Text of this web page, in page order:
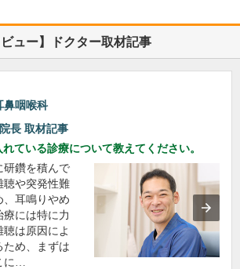
ビュー】ドクター取材記事
鼻咽喉科
院長 取材記事
ている診療について教えてください。
研鑽を積んで
聴や突発性難
、耳鳴りやめ
療には特に力
は原因によ
ため、まずは
に…